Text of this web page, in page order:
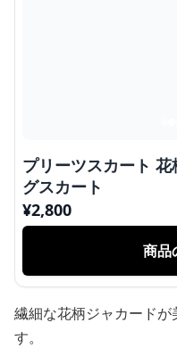
プリーツスカート
グスカート
¥2,800
商品
繊細な花柄ジャカード
す。